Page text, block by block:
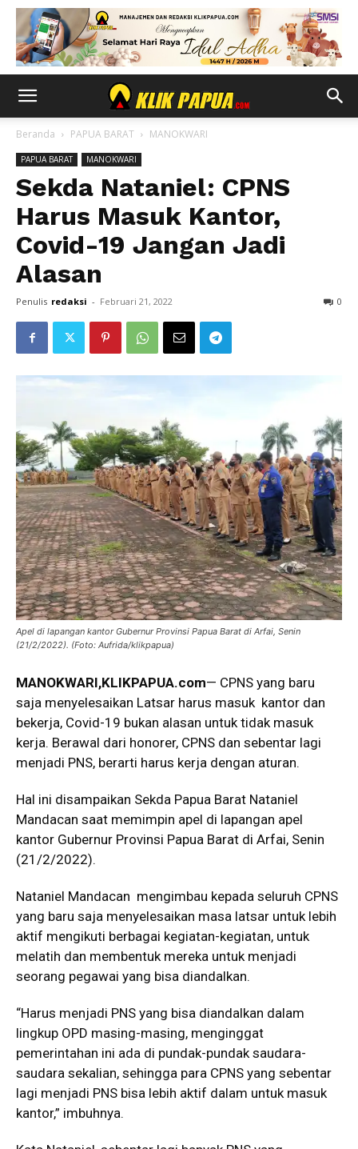
Beranda PAPUA BARAT MANOKWARI
PAPUA BARAT MANOKWARI
Sekda Nataniel: CPNS
Harus Masuk Kantor,
Covid-19 Jangan Jadi
Alasan
Penulis redaksi - Februari 21, 2022 0
Apel di lapangan kantor Gubernur Provinsi Papua Barat di Arfai, Senin
(21/2/2022). (Foto: Aufrida/klikpapua)
MANOKWARI,KLIKPAPUA.com— CPNS yang baru
saja menyelesaikan Latsar harus masuk kantor dan
bekerja, Covid-19 bukan alasan untuk tidak masuk
kerja. Berawal dari honorer, CPNS dan sebentar lagi
menjadi PNS, berarti harus kerja dengan aturan.
Hal ini disampaikan Sekda Papua Barat Nataniel
Mandacan saat memimpin apel di lapangan apel
kantor Gubernur Provinsi Papua Barat di Arfai, Senin
(21/2/2022).
Nataniel Mandacan mengimbau kepada seluruh CPNS
yang baru saja menyelesaikan masa latsar untuk lebih
aktif mengikuti berbagai kegiatan-kegiatan, untuk
melatih dan membentuk mereka untuk menjadi
seorang pegawai yang bisa diandalkan.
“Harus menjadi PNS yang bisa diandalkan dalam
lingkup OPD masing-masing, menginggat
pemerintahan ini ada di pundak-pundak saudara-
saudara sekalian, sehingga para CPNS yang sebentar
lagi menjadi PNS bisa lebih aktif dalam untuk masuk
kantor,” imbuhnya.